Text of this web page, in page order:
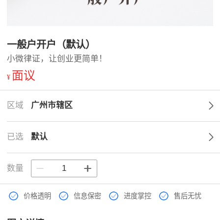
一般户开户（默认）
小微律证，让创业更简单！
¥ 面议
区域 广州市辖区
已选 默认
数量
价格透明 信息保密 进度掌控 售后无忧